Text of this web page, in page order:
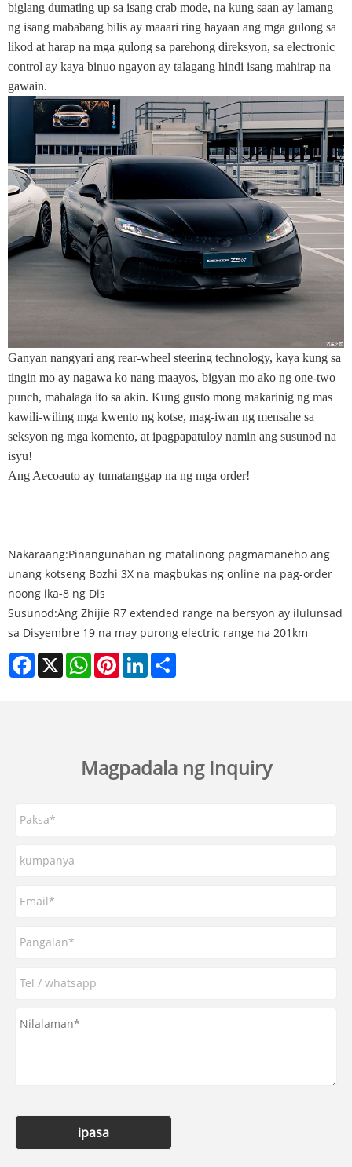
biglang dumating up sa isang crab mode, na kung saan ay lamang
ng isang mababang bilis ay maaari ring hayaan ang mga gulong sa
likod at harap na mga gulong sa parehong direksyon, sa electronic
control ay kaya binuo ngayon ay talagang hindi isang mahirap na
gawain.
Ganyan nangyari ang rear-wheel steering technology, kaya kung sa
tingin mo ay nagawa ko nang maayos, bigyan mo ako ng one-two
punch, mahalaga ito sa akin. Kung gusto mong makarinig ng mas
kawili-wiling mga kwento ng kotse, mag-iwan ng mensahe sa
seksyon ng mga komento, at ipagpapatuloy namin ang susunod na
isyu!
Ang Aecoauto ay tumatanggap na ng mga order!
Nakaraang:Pinangunahan ng matalinong pagmamaneho ang
unang kotseng Bozhi 3X na magbukas ng online na pag-order
noong ika-8 ng Dis
Susunod:Ang Zhijie R7 extended range na bersyon ay ilulunsad
sa Disyembre 19 na may purong electric range na 201km
Facebook
X WhatsAppPinterestLinkedIn
Magpadala ng Inquiry
ipasa